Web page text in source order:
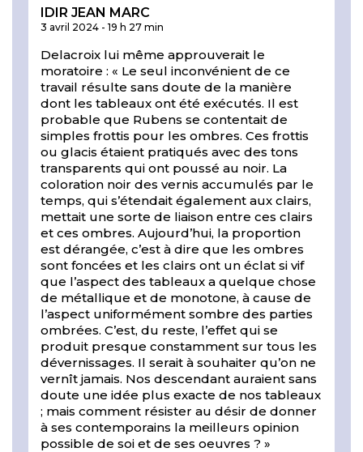
IDIR JEAN MARC
3 avril 2024 - 19 h 27 min
Delacroix lui même approuverait le
moratoire : « Le seul inconvénient de ce
travail résulte sans doute de la manière
dont les tableaux ont été exécutés. Il est
probable que Rubens se contentait de
simples frottis pour les ombres. Ces frottis
ou glacis étaient pratiqués avec des tons
transparents qui ont poussé au noir. La
coloration noir des vernis accumulés par le
temps, qui s’étendait également aux clairs,
mettait une sorte de liaison entre ces clairs
et ces ombres. Aujourd’hui, la proportion
est dérangée, c’est à dire que les ombres
sont foncées et les clairs ont un éclat si vif
que l’aspect des tableaux a quelque chose
de métallique et de monotone, à cause de
l’aspect uniformément sombre des parties
ombrées. C’est, du reste, l’effet qui se
produit presque constamment sur tous les
dévernissages. Il serait à souhaiter qu’on ne
vernît jamais. Nos descendant auraient sans
doute une idée plus exacte de nos tableaux
; mais comment résister au désir de donner
à ses contemporains la meilleurs opinion
possible de soi et de ses oeuvres ? »